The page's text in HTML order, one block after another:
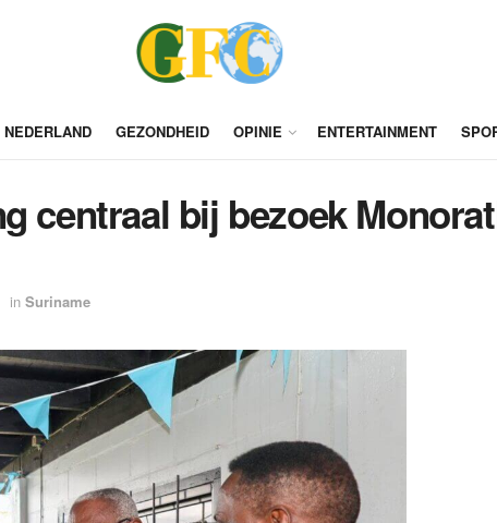
NEDERLAND GEZONDHEID OPINIE ENTERTAINMENT
centraal bij bezoek
in Suriname